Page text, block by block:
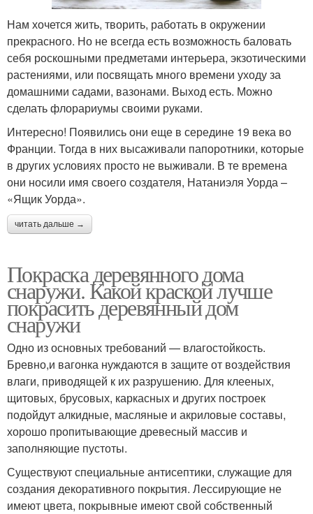
Нам хочется жить, творить, работать в окружении
прекрасного. Но не всегда есть возможность баловать
себя роскошными предметами интерьера, экзотическими
растениями, или посвящать много времени уходу за
домашними садами, вазонами. Выход есть. Можно
сделать флорариумы своими руками.
Интересно! Появились они еще в середине 19 века во
Франции. Тогда в них высаживали папоротники, которые
в других условиях просто не выживали. В те времена
они носили имя своего создателя, Натаниэля Уорда –
«Ящик Уорда».
читать дальше →
Покраска деревянного дома
снаружи. Какой краской лучше
покрасить деревянный дом
снаружи
Одно из основных требований — влагостойкость.
Бревно,и вагонка нуждаются в защите от воздействия
влаги, приводящей к их разрушению. Для клееных,
щитовых, брусовых, каркасных и других построек
подойдут алкидные, масляные и акриловые составы,
хорошо пропитывающие древесный массив и
заполняющие пустоты.
Существуют специальные антисептики, служащие для
создания декоративного покрытия. Лессирующие не
имеют цвета, покрывные имеют свой собственный